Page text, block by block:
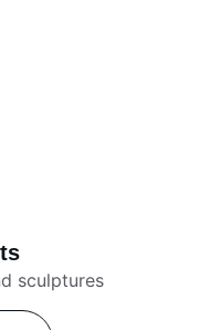
sculptures